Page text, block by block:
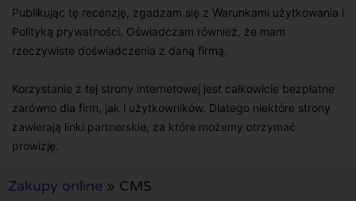
Publikując tę recenzję, zgadzam się z Warunkami użytkowania i
Polityką prywatności. Oświadczam również, że mam
rzeczywiste doświadczenia z daną firmą.
Korzystanie z tej strony internetowej jest całkowicie bezpłatne
zarówno dla firm, jak i użytkowników. Dlatego niektóre strony
zawierają linki partnerskie, za które możemy otrzymać
prowizję.
Zakupy online » CMS